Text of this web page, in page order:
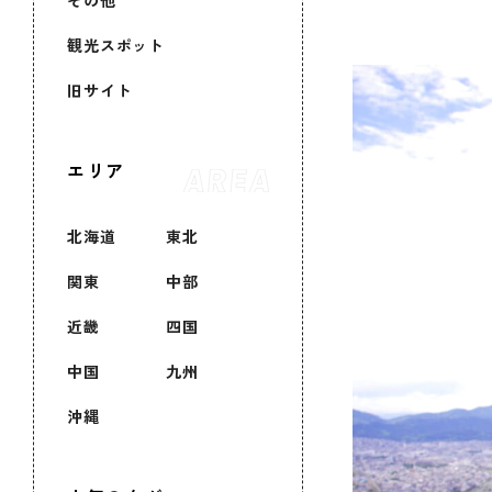
観光スポット
旧サイト
エリア
北海道 東北
関東 中部
近畿 四国
中国 九州
沖縄